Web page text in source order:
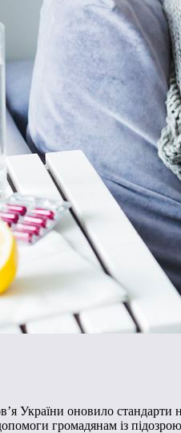
України оновило
громадянам із